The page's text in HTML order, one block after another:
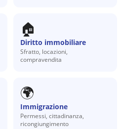
🏠
Diritto immobiliare
Sfratto, locazioni,
compravendita
🌍
Immigrazione
Permessi, cittadinanza,
ricongiungimento